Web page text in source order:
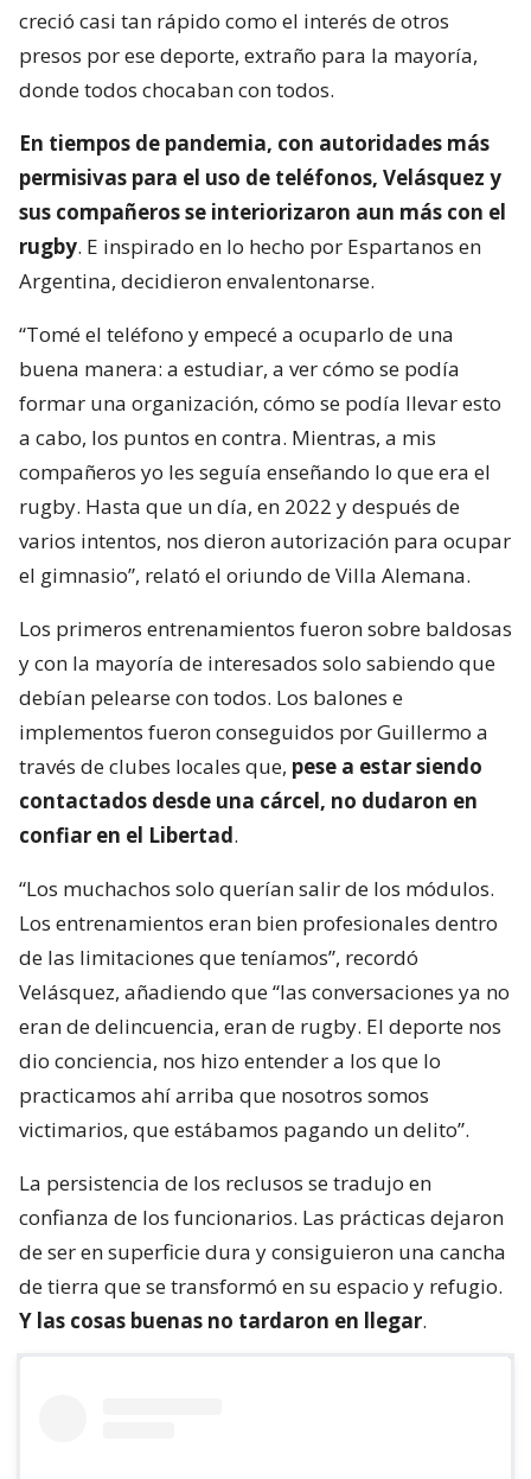
creció casi tan rápido como el interés de otros
presos por ese deporte, extraño para la mayoría,
donde todos chocaban con todos.
En tiempos de pandemia, con autoridades más
permisivas para el uso de teléfonos, Velásquez y
sus compañeros se interiorizaron aun más con el
rugby. E inspirado en lo hecho por Espartanos en
Argentina, decidieron envalentonarse.
“Tomé el teléfono y empecé a ocuparlo de una
buena manera: a estudiar, a ver cómo se podía
formar una organización, cómo se podía llevar esto
a cabo, los puntos en contra. Mientras, a mis
compañeros yo les seguía enseñando lo que era el
rugby. Hasta que un día, en 2022 y después de
varios intentos, nos dieron autorización para ocupar
el gimnasio”, relató el oriundo de Villa Alemana.
Los primeros entrenamientos fueron sobre baldosas
y con la mayoría de interesados solo sabiendo que
debían pelearse con todos. Los balones e
implementos fueron conseguidos por Guillermo a
través de clubes locales que, pese a estar siendo
contactados desde una cárcel, no dudaron en
confiar en el Libertad.
“Los muchachos solo querían salir de los módulos.
Los entrenamientos eran bien profesionales dentro
de las limitaciones que teníamos”, recordó
Velásquez, añadiendo que “las conversaciones ya no
eran de delincuencia, eran de rugby. El deporte nos
dio conciencia, nos hizo entender a los que lo
practicamos ahí arriba que nosotros somos
victimarios, que estábamos pagando un delito”.
La persistencia de los reclusos se tradujo en
confianza de los funcionarios. Las prácticas dejaron
de ser en superficie dura y consiguieron una cancha
de tierra que se transformó en su espacio y refugio.
Y las cosas buenas no tardaron en llegar.